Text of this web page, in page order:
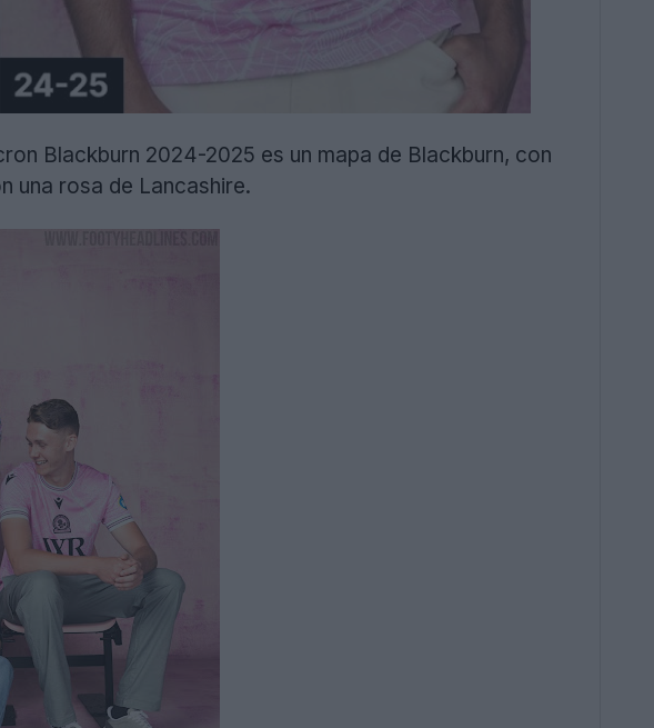
Blackburn 2024-2025 es un mapa de Blackburn, con
una rosa de Lancashire.